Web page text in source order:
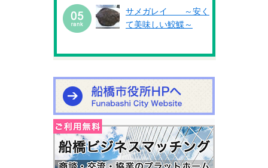
サメガレイ ～安く
て美味しい鮫鰈～